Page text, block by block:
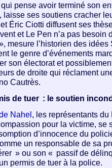
qui pense avoir terminé son
laisse ses soutiens cracher
Éric Ciotti diffusent ses
et Le Pen n’a pas besoin
mesure l’historien des
le genre d’événements
son électorat et
de droite qui réclament
Cautrès.
de tuer : le soutien
Nahel , les représentants
pour la victime, se
d’innocence du
un responsable de sa
» ou son « passif de
permis de tuer à la police.